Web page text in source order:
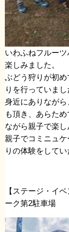
いわふねフルー
楽しみました。
ぶどう狩りが初
りを行っていまし
身近にありなが
も頂き、あらた
ながら親子で楽し
親子でコミニュ
りの体験をしてい
【ステージ・イ
ーク第2駐車場